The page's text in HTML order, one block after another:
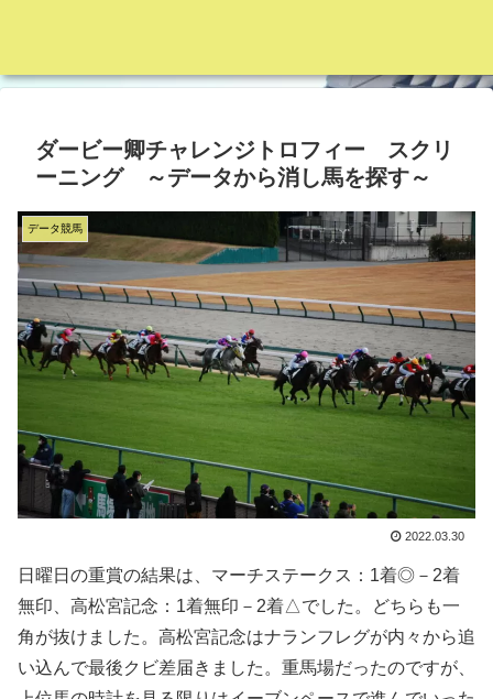
ダービー卿チャレンジトロフィー スクリ
ーニング ～データから消し馬を探す～
データ競馬
2022.03.30
日曜日の重賞の結果は、マーチステークス：1着◎－2着
無印、高松宮記念：1着無印－2着△でした。どちらも一
角が抜けました。高松宮記念はナランフレグが内々から追
い込んで最後クビ差届きました。重馬場だったのですが、